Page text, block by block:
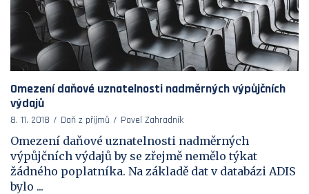
Omezení daňové uznatelnosti nadměrných výpůjčních
výdajů
8. 11. 2018 Daň z příjmů Pavel Zahradník
Omezení daňové uznatelnosti nadměrných
výpůjčních výdajů by se zřejmě nemělo týkat
žádného poplatníka. Na základě dat v databázi ADIS
bylo ...